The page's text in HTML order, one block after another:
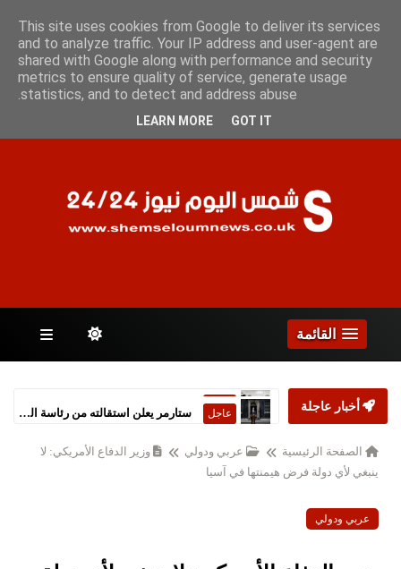
الخميس 6 أغسطس 2026
الصفحات
القائمة
أخبار عاجلة عاجل
الصفحة الرئيسية عربي ودولي
وزير الدفاع الأمريكي: لا
ينبغي لأي دولة فرض هيمنتها في آسيا
عربي ودولي
This site uses cookies from Google to deliver its services
and to analyze traffic. Your IP address and user-agent are
shared with Google along with performance and security
metrics to ensure quality of service, generate usage
statistics, and to detect and address abuse.
LEARN MORE GOT IT